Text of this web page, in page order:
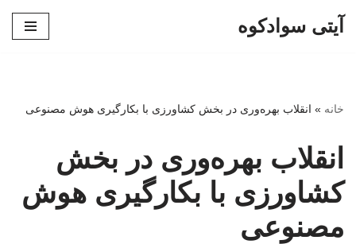
آیتی سوادکوه
خانه » انقلاب بهره‌وری در بخش کشاورزی با بکارگیری هوش مصنوعی
انقلاب بهره‌وری در بخش
کشاورزی با بکارگیری هوش
مصنوعی